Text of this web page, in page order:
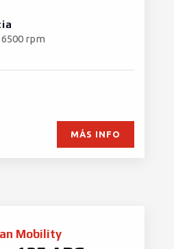
6500 rpm
MÁS INFO
Mobility